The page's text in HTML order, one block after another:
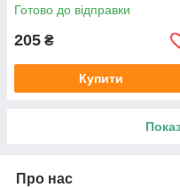
Готово до відправки
205 ₴
Купити
Про нас